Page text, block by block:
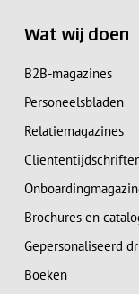
Wat wij doen
B2B-magazines
Personeelsbladen
Relatiemagazines
Brochures en
Gepersonaliseerd
Boeken